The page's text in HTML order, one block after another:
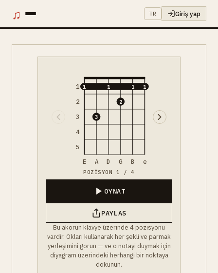
♫ TR Giriş yap
1
2
3
4
5
1
3
1
2
1 1
E A D G B e
POZISYON 1 / 4
OYNAT
PAYLAS
Bu akorun klavye üzerinde 4 pozisyonu
vardir. Okları kullanarak her şekli ve parmak
yerleşimini görün — ve o notayi duymak için
diyagram üzerindeki herhangi bir noktaya
dokunun.